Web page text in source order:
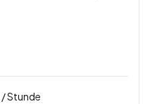
/ Stunde